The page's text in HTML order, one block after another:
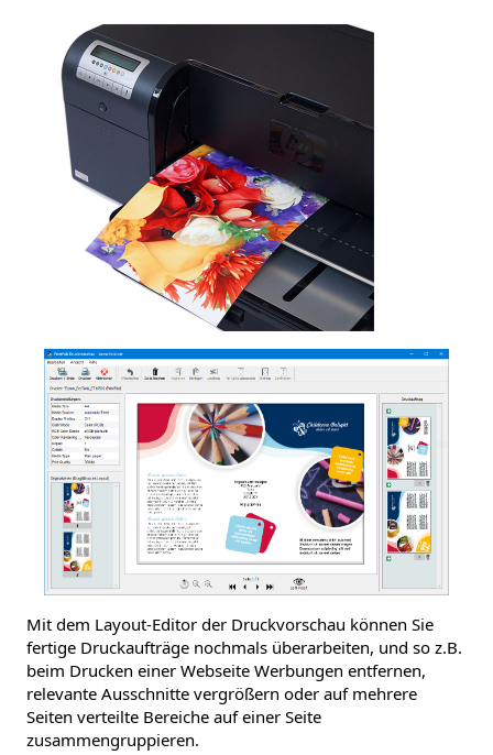
Mit dem Layout-Editor der Druckvorschau können Sie
fertige Druckaufträge nochmals überarbeiten, und so z.B.
beim Drucken einer Webseite Werbungen entfernen,
relevante Ausschnitte vergrößern oder auf mehrere
Seiten verteilte Bereiche auf einer Seite
zusammengruppieren.